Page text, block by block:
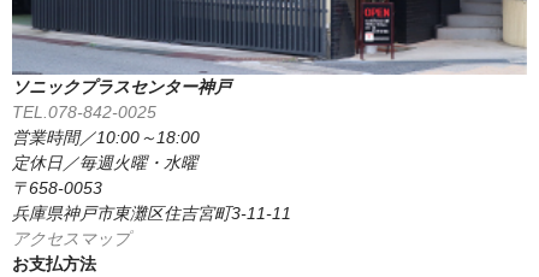
ソニックプラスセンター神戸
TEL.078-842-0025
営業時間／10:00～18:00
定休日／毎週火曜・水曜
〒658-0053
兵庫県神戸市東灘区住吉宮町3-11-11
アクセスマップ
お支払方法